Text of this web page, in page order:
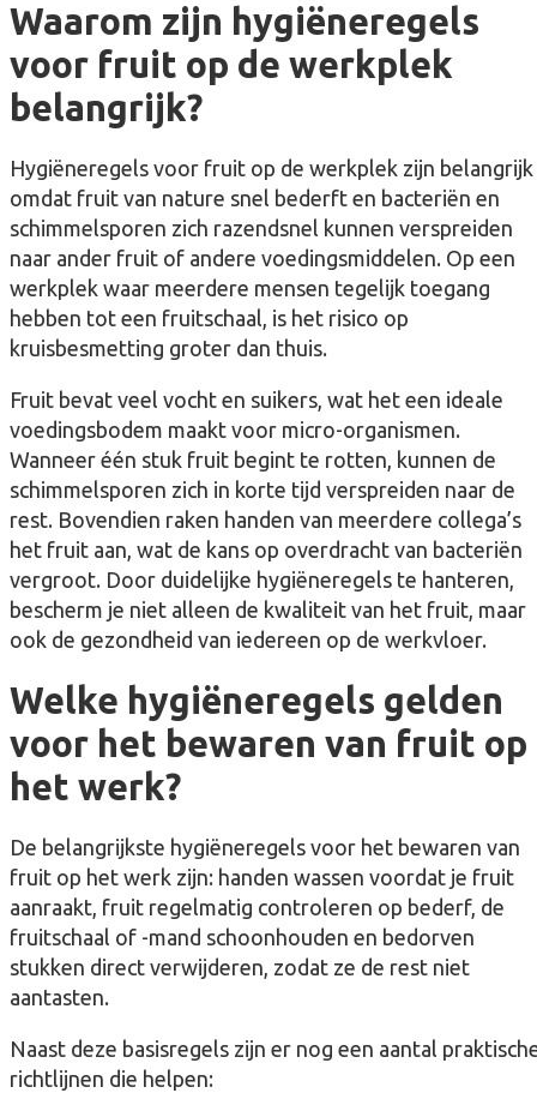
Waarom zijn hygiëneregels
voor fruit op de werkplek
belangrijk?
Hygiëneregels voor fruit op de werkplek zijn belangrijk
omdat fruit van nature snel bederft en bacteriën en
schimmelsporen zich razendsnel kunnen verspreiden
naar ander fruit of andere voedingsmiddelen. Op een
werkplek waar meerdere mensen tegelijk toegang
hebben tot een fruitschaal, is het risico op
kruisbesmetting groter dan thuis.
Fruit bevat veel vocht en suikers, wat het een ideale
voedingsbodem maakt voor micro-organismen.
Wanneer één stuk fruit begint te rotten, kunnen de
schimmelsporen zich in korte tijd verspreiden naar de
rest. Bovendien raken handen van meerdere collega’s
het fruit aan, wat de kans op overdracht van bacteriën
vergroot. Door duidelijke hygiëneregels te hanteren,
bescherm je niet alleen de kwaliteit van het fruit, maar
ook de gezondheid van iedereen op de werkvloer.
Welke hygiëneregels gelden
voor het bewaren van fruit op
het werk?
De belangrijkste hygiëneregels voor het bewaren van
fruit op het werk zijn: handen wassen voordat je fruit
aanraakt, fruit regelmatig controleren op bederf, de
fruitschaal of -mand schoonhouden en bedorven
stukken direct verwijderen, zodat ze de rest niet
aantasten.
Naast deze basisregels zijn er nog een aantal
richtlijnen die helpen: